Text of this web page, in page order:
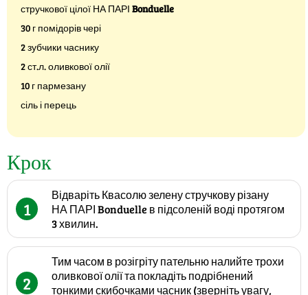
стручкової цілої НА ПАРІ Bonduelle
30 г помідорів чері
2 зубчики часнику
2 ст.л. оливкової олії
10 г пармезану
сіль і перець
Крок
1
Відваріть Квасолю зелену стручкову різану
НА ПАРІ Bonduelle в підсоленій воді протягом
3 хвилин.
2
Тим часом в розігріту пательню налийте трохи
оливкової олії та покладіть подрібнений
тонкими скибочками часник (зверніть увагу,